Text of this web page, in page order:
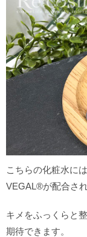
こちらの化粧水に
VEGAL®が配合され
キメをふっくらと
期待できます。